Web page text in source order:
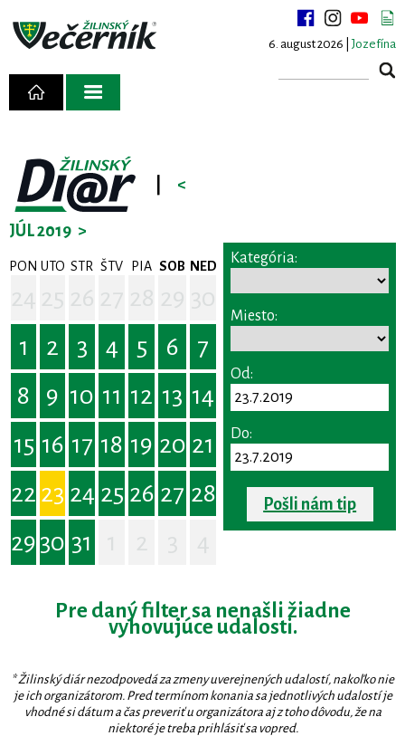
6. august 2026 | Jozefína
<
JÚL 2019 >
PON UTO STR ŠTV PIA SOB NED
1
2 3 4 5 6
7
8
9 10 11 12 13 14
15 16 17 18 19 20 21
22 23 24 25 26 27 28
29 30 31
Kategória:
Miesto:
Od:
Do:
Pošli nám tip
Pre daný filter sa nenašli žiadne
vyhovujúce udalosti.
* Žilinský diár nezodpovedá za zmeny uverejnených udalostí, nakoľko nie
je ich organizátorom. Pred termínom konania sa jednotlivých udalostí je
vhodné si dátum a čas preveriť u organizátora aj z toho dôvodu, že na
niektoré je treba prihlásiť sa vopred.